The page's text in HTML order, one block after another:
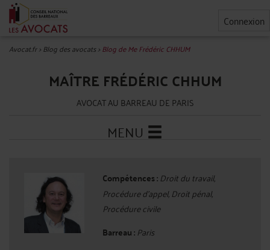
Connexion
Avocat.fr>Blog des avocats>Blog de Me Frédéric CHHUM
MAÎTRE FRÉDÉRIC CHHUM
AVOCAT AU BARREAU DE PARIS
MENU
Compétences : Droit du travail,
Procédure d'appel, Droit pénal,
Procédure civile
Barreau : Paris